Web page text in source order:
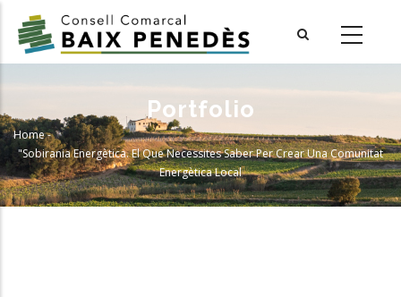
main
Portfolio
Breadcrumb
Home-
"Sobirania Energètica. El Que Necessites Saber Per Crear Una Comunitat
Energètica Local